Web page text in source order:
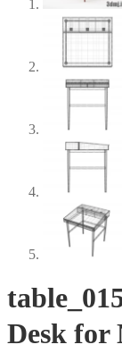
Desk for